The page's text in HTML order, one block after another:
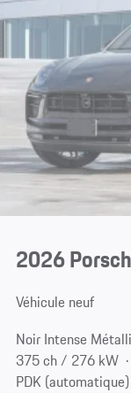
2026
Véhicule neuf
Noir Intense
375 ch / 276 kW
PDK (automatique)